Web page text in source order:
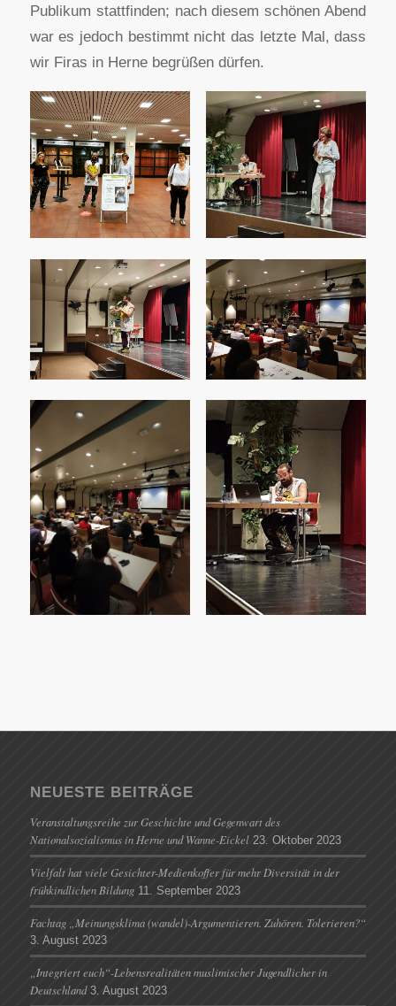
Publikum stattfinden; nach diesem schönen Abend
war es jedoch bestimmt nicht das letzte Mal, dass
wir Firas in Herne begrüßen dürfen.
NEUESTE BEITRÄGE
Veranstaltungsreihe zur Geschichte und Gegenwart des
Nationalsozialismus in Herne und Wanne-Eickel 23. Oktober 2023
Vielfalt hat viele Gesichter-Medienkoffer für mehr Diversität in der
frühkindlichen Bildung 11. September 2023
Fachtag „Meinungsklima (wandel)-Argumentieren. Zuhören. Tolerieren?“
3. August 2023
„Integriert euch“-Lebensrealitäten muslimischer Jugendlicher in
Deutschland 3. August 2023